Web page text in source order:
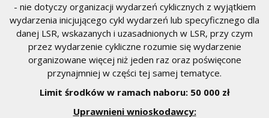
- nie dotyczy organizacji wydarzeń cyklicznych z wyjątkiem
wydarzenia inicjującego cykl wydarzeń lub specyficznego dla
danej LSR, wskazanych i uzasadnionych w LSR, przy czym
przez wydarzenie cykliczne rozumie się wydarzenie
organizowane więcej niż jeden raz oraz poświęcone
przynajmniej w części tej samej tematyce.
Limit środków w ramach naboru: 50 000 zł
Uprawnieni wnioskodawcy: